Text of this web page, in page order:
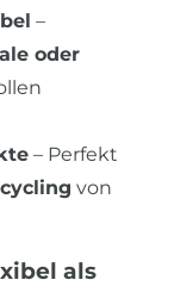
–
oder
– Perfekt
von
als